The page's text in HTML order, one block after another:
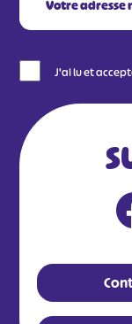
J'ai lu et